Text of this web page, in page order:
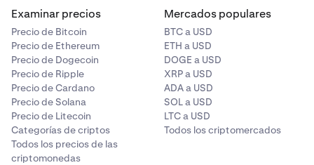
Examinar precios
Precio de Bitcoin
Precio de Ethereum
Precio de Dogecoin
Precio de Ripple
Precio de Cardano
Precio de Solana
Precio de Litecoin
Categorías de criptos
Todos los precios de las
criptomonedas
Mercados populares
BTC a USD
ETH a USD
DOGE a USD
XRP a USD
ADA a USD
SOL a USD
LTC a USD
Todos los criptomercados